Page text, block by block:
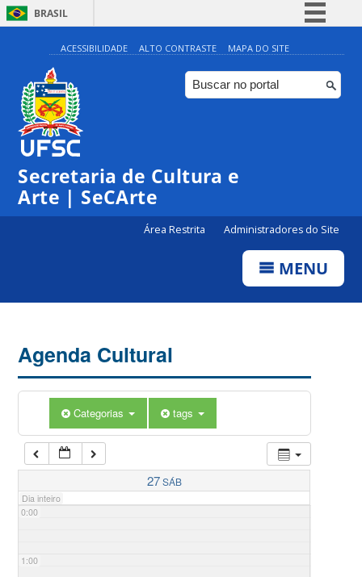
BRASIL
Simplifique!
Comunica BR
Participe
ACESSIBILIDADE ALTO CONTRASTE MAPA DO SITE
Secretaria de Cultura e
Arte | SeCArte
Área Restrita Administradores do Site
MENU
Agenda Cultural
Categorias tags
27SÁB
Dia inteiro
0:00
1:00